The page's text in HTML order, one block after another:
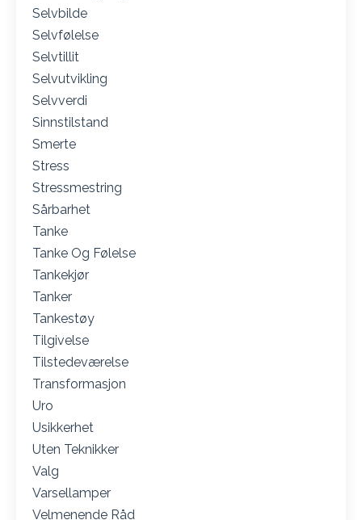
Selvbilde
Selvfølelse
Selvtillit
Selvutvikling
Selvverdi
Sinnstilstand
Smerte
Stress
Stressmestring
Sårbarhet
Tanke
Tanke Og Følelse
Tankekjør
Tanker
Tankestøy
Tilgivelse
Tilstedeværelse
Transformasjon
Uro
Usikkerhet
Uten Teknikker
Valg
Varsellamper
Velmenende Råd